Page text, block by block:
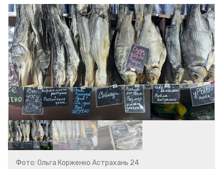
Фото: Ольга Корженко Астрахань 24